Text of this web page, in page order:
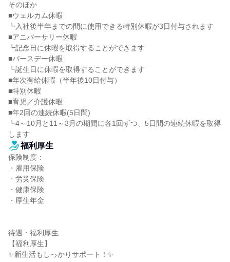
そのほか
■ウェルカム休暇
┗入社後半年までの間に使用できる特別休暇が3日付与されます
■アニバーサリー休暇
┗記念日に休暇を取得することができます
■バースデー休暇
┗誕生日に休暇を取得することができます
■年次有給休暇（半年後10日付与）
■特別休暇
■育児／介護休暇
■年2回の連続休暇(5日間)
┗4～10月と11～3月の期間に各1回ずつ、5日間の連続休暇を取得
します
福利厚生
保険制度：
・雇用保険
・労災保険
・健康保険
・厚生年金
待遇・福利厚生
【福利厚生】
✨新生活もしっかりサポート！✨